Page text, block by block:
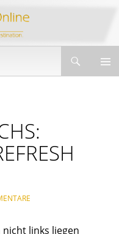
links liegen